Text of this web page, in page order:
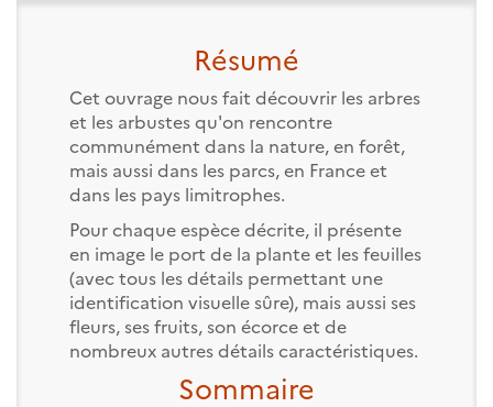
Résumé
Cet ouvrage nous fait découvrir les arbres
et les arbustes qu'on rencontre
communément dans la nature, en forêt,
mais aussi dans les parcs, en France et
dans les pays limitrophes.
Pour chaque espèce décrite, il présente
en image le port de la plante et les feuilles
(avec tous les détails permettant une
identification visuelle sûre), mais aussi ses
fleurs, ses fruits, son écorce et de
nombreux autres détails caractéristiques.
Sommaire